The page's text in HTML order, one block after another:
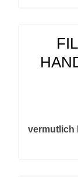
vermutlich